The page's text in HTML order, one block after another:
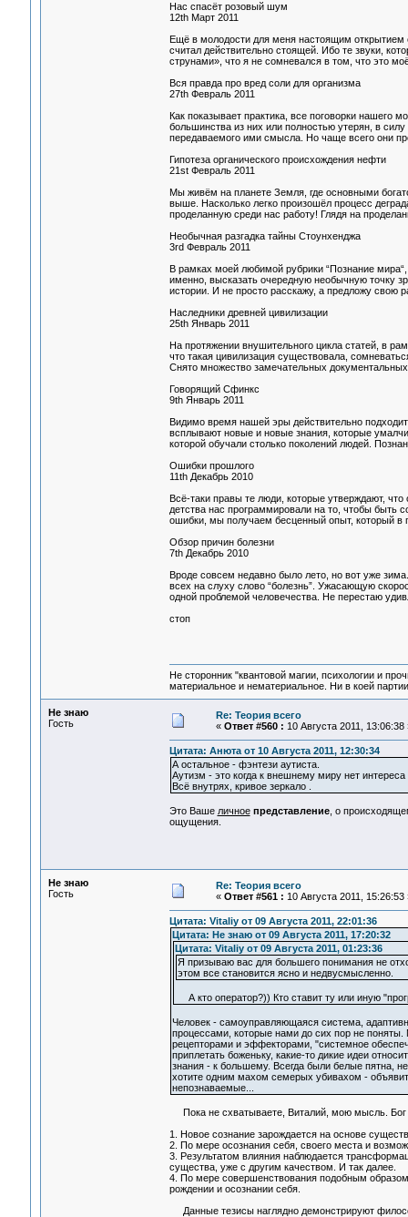
Нас спасёт розовый шум
12th Март 2011
Ещё в молодости для меня настоящим
считал действительно стоящей. Ибо те звуки,
струнами», что я не сомневался в том, что это
Вся правда про вред соли для организма
27th Февраль 2011
Как показывает практика, все поговорки нашего
большинства из них или полностью утерян, в
передаваемого ими смысла. Но чаще всего они
Гипотеза органического происхождения нефти
21st Февраль 2011
Мы живём на планете Земля, где основными
выше. Насколько легко произошёл процесс
проделанную среди нас работу! Глядя на
Необычная разгадка тайны Стоунхенджа
3rd Февраль 2011
В рамках моей любимой рубрики “Познание
именно, высказать очередную необычную точку
истории. И не просто расскажу, а предложу свою
Наследники древней цивилизации
25th Январь 2011
На протяжении внушительного цикла статей, в
что такая цивилизация существовала,
Снято множество замечательных
Говорящий Сфинкс
9th Январь 2011
Видимо время нашей эры действительно
всплывают новые и новые знания, которые
которой обучали столько поколений людей.
Ошибки прошлого
11th Декабрь 2010
Всё-таки правы те люди, которые утверждают,
детства нас программировали на то, чтобы
ошибки, мы получаем бесценный опыт, который в
Обзор причин болезни
7th Декабрь 2010
Вроде совсем недавно было лето, но вот уже
всех на слуху слово “болезнь”. Ужасающую
одной проблемой человечества. Не перестаю
стоп
Не сторонник "квантовой магии, психологии и
материальное и нематериальное. Ни в коей
Не знаю
Гость
Re: Теория всего
« Ответ #560 : 10 Августа 2011, 13:06:38
Цитата: Анюта от 10 Августа 2011, 12:30:34
А остальное - фэнтези аутиста.
Аутизм - это когда к внешнему миру нет
Всё внутрях, кривое зеркало .
Это Ваше личное представление, о
ощущения.
Не знаю
Гость
Re: Теория всего
« Ответ #561 : 10 Августа 2011, 15:26:53
Цитата: Vitaliy от 09 Августа 2011, 22:01:36
Цитата: Не знаю от 09 Августа 2011, 17:20:32
Цитата: Vitaliy от 09 Августа 2011, 01:23:36
Я призываю вас для большего понимания не
этом все становится ясно и недвусмысленно.
А кто оператор?)) Кто ставит ту или иную
Человек - самоуправляющаяся система,
процессами, которые нами до сих пор не
рецепторами и эффекторами, "системное
приплетать боженьку, какие-то дикие идеи
знания - к большему. Всегда были белые пятна,
хотите одним махом семерых убивахом -
непознаваемые...
Пока не схватываете, Виталий, мою мысль. Бог
1. Новое сознание зарождается на основе
2. По мере осознания себя, своего места и
3. Результатом влияния наблюдается
существа, уже с другим качеством. И так далее.
4. По мере совершенствования подобным
рождении и осознании себя.
Данные тезисы наглядно демонстрируют